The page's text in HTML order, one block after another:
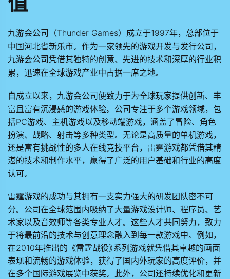
值
九游会公司（Thunder Games）成立于1997年，总部位于
中国河北省新乐市。作为一家领先的游戏开发与发行公司，
九游会公司凭借其独特的创意、先进的技术和深厚的行业积
累，迅速在全球游戏产业中占据一席之地。
自成立以来， 九游会公司便致力于为全球玩家提供创新、丰
富且富有沉浸感的游戏体验。公司专注于多个游戏领域，包
括PC游戏、主机游戏以及移动端游戏，涵盖了冒险、角色
扮演、战略、射击等多种类型。无论是高质量的单机游戏，
还是富有挑战性的多人在线竞技平台，雷霆游戏都凭借其精
湛的技术和制作水平，赢得了广泛的用户基础和行业的高度
认可。
雷霆游戏的成功与其拥有一支实力强大的研发团队密不可
分。公司在全球范围内吸纳了大量游戏设计师、程序员、艺
术家以及音效师等各类专业人才。这些人才共同努力，致力
于将最前沿的技术与创意理念融入到每一款游戏中。例如，
在2010年推出的《雷霆战役》系列游戏就凭借其卓越的画面
表现和流畅的游戏体验，获得了国内外玩家的高度评价，并
在多个国际游戏展览中获奖。此外，公司还持续优化和更新